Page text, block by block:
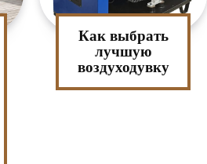
Как выбрать
лучшую
воздуходувку